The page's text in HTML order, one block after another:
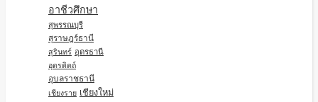
อาชีวศึกษา
สุพรรณบุรี
สุราษฎร์ธานี
สุรินทร์ อุดรธานี
อุตรดิตถ์
อุบลราชธานี
เชียงราย เชียงใหม่